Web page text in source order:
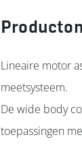
Lineaire motor
meetsysteem.
De wide body
toepassingen